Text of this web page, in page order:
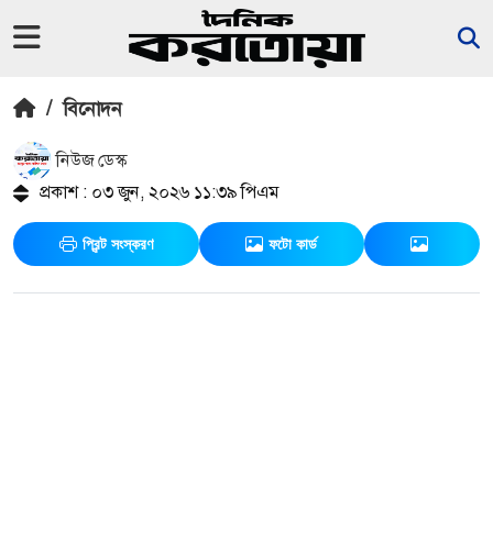
/ বিনোদন
নিউজ ডেস্ক
প্রকাশ : ০৩ জুন, ২০২৬ ১১:৩৯ পিএম
প্রিন্ট সংস্করণ ফটো কার্ড